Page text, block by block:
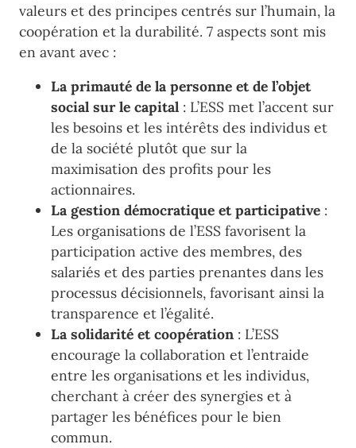
valeurs et des principes centrés sur l’humain, la
coopération et la durabilité. 7 aspects sont mis
en avant avec :
La primauté de la personne et de l’objet
social sur le capital : L’ESS met l’accent sur
les besoins et les intérêts des individus et
de la société plutôt que sur la
maximisation des profits pour les
actionnaires.
La gestion démocratique et participative :
Les organisations de l’ESS favorisent la
participation active des membres, des
salariés et des parties prenantes dans les
processus décisionnels, favorisant ainsi la
transparence et l’égalité.
La solidarité et coopération : L’ESS
encourage la collaboration et l’entraide
entre les organisations et les individus,
cherchant à créer des synergies et à
partager les bénéfices pour le bien
commun.